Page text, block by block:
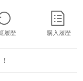
履歴 購入履歴